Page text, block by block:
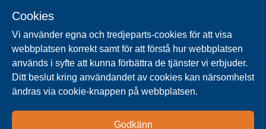
Cookies
Vi använder egna och tredjeparts-cookies för att visa
webbplatsen korrekt samt för att förstå hur webbplatsen
används i syfte att kunna förbättra de tjänster vi erbjuder.
Ditt beslut kring användandet av cookies kan närsomhelst
ändras via cookie-knappen på webbplatsen.
Godkänn
21250 Masku
Finland
VAT ID FI17077231
SÖK ÅTERFÖRSÄLJARE